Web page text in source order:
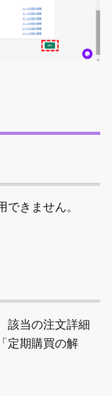
きません。
該当の注文詳細
定期購買の解